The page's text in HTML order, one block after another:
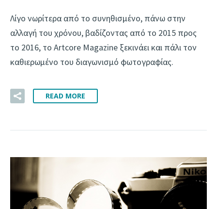
Λίγο νωρίτερα από το συνηθισμένο, πάνω στην
αλλαγή του χρόνου, βαδίζοντας από το 2015 προς
το 2016, το Αrtcore Magazine ξεκινάει και πάλι τον
καθιερωμένο του διαγωνισμό φωτογραφίας.
READ MORE